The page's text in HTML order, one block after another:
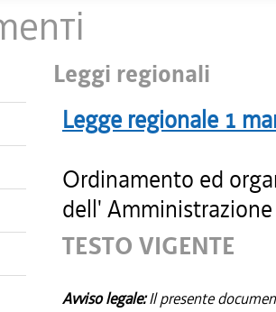
Leggi regionali
Legge regionale 1
Ordinamento ed
dell'
TESTO VIGENTE
Avviso legale:Il presente